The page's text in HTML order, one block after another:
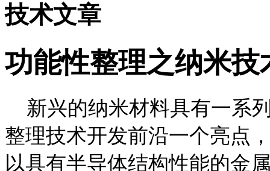
技术文章
功能性整理之纳米技
新兴的纳米材料具有一系
整理技术开发前沿一个亮点
以具有半导体结构性能的金